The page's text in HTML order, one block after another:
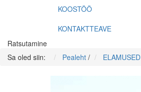
KOOSTÖÖ
KONTAKTTEAVE
Ratsutamine
Sa oled siin:
Pealeht / ELAMUSED